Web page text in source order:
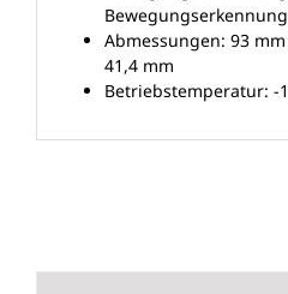
Bewegungserkennung
Abmessungen: 93
41,4 mm
Betriebstemperatur: -